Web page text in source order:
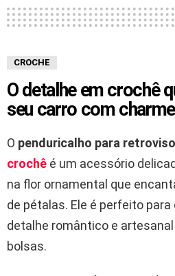
CROCHE
O detalhe em crochê
seu carro com
O penduricalho para
crochê é um acessório
na flor ornamental que
de pétalas. Ele é perfeito
detalhe romântico e
bolsas.